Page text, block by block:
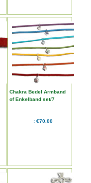
Chakra Bedel Armband
of Enkelband set/7
€70.00